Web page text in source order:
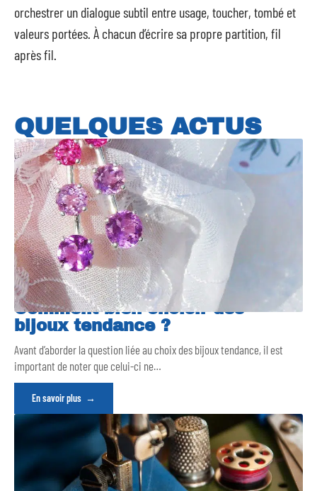
orchestrer un dialogue subtil entre usage, toucher, tombé et
valeurs portées. À chacun d’écrire sa propre partition, fil
après fil.
QUELQUES ACTUS
Comment bien choisir des
bijoux tendance ?
Avant d’aborder la question liée au choix des bijoux tendance, il est
important de noter que celui-ci ne…
En savoir plus